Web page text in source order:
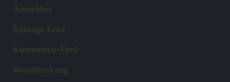
Anmelden
Eintrags-Feed
Kommentar-Feed
WordPress.org